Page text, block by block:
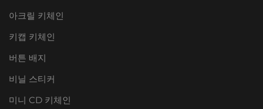
아크릴 키체인
키캡 키체인
버튼 배지
비닐 스티커
미니 CD 키체인